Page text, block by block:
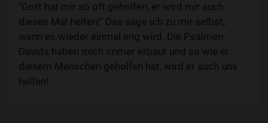
"Gott hat mir so oft geholfen, er wird mir auch
dieses Mal helfen!" Das sage ich zu mir selbst,
wenn es wieder einmal eng wird. Die Psalmen
Davids haben mich immer erbaut und so wie er
diesem Menschen geholfen hat, wird er auch uns
helfen!